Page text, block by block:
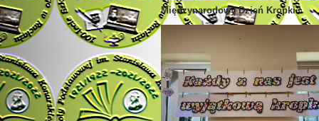
Międzynarodowy Dzień Kropki